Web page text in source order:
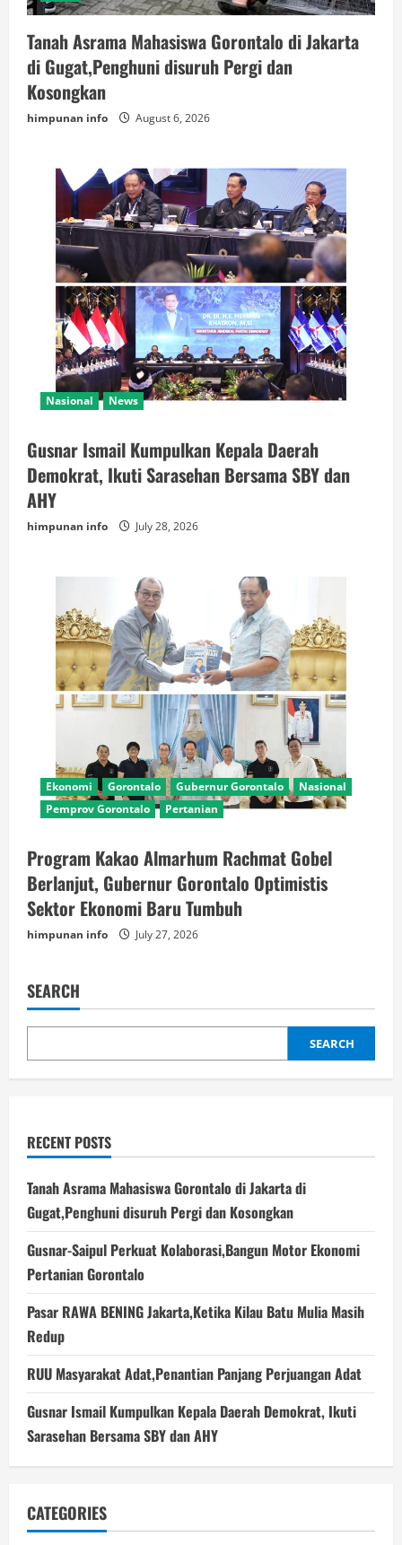
Tanah Asrama Mahasiswa Gorontalo di Jakarta
di Gugat,Penghuni disuruh Pergi dan
Kosongkan
himpunan info August 6, 2026
Nasional News
Gusnar Ismail Kumpulkan Kepala Daerah
Demokrat, Ikuti Sarasehan Bersama SBY dan
AHY
himpunan info July 28, 2026
Ekonomi Gorontalo Gubernur Gorontalo
Nasional
Pemprov Gorontalo
Pertanian
Program Kakao Almarhum Rachmat Gobel
Berlanjut, Gubernur Gorontalo Optimistis
Sektor Ekonomi Baru Tumbuh
himpunan info July 27, 2026
SEARCH
SEARCH
RECENT POSTS
Tanah Asrama Mahasiswa Gorontalo di Jakarta di
Gugat,Penghuni disuruh Pergi dan Kosongkan
Gusnar-Saipul Perkuat Kolaborasi,Bangun Motor Ekonomi
Pertanian Gorontalo
Pasar RAWA BENING Jakarta,Ketika Kilau Batu Mulia Masih
Redup
RUU Masyarakat Adat,Penantian Panjang Perjuangan Adat
Gusnar Ismail Kumpulkan Kepala Daerah Demokrat, Ikuti
Sarasehan Bersama SBY dan AHY
CATEGORIES